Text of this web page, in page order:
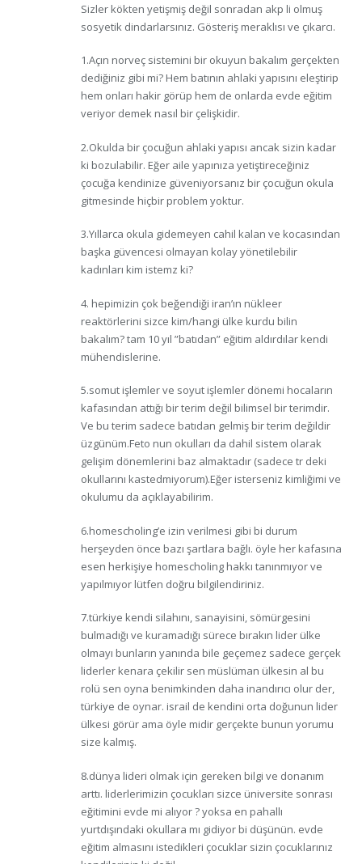
Sizler kökten yetişmiş değil sonradan akp li olmuş
sosyetik dindarlarsınız. Gösteriş meraklısı ve çıkarcı.
1.Açın norveç sistemini bir okuyun bakalım gerçekten
dediğiniz gibi mi? Hem batının ahlaki yapısını eleştirip
hem onları hakir görüp hem de onlarda evde eğitim
veriyor demek nasıl bir çelişkidir.
2.Okulda bir çocuğun ahlaki yapısı ancak sizin kadar
ki bozulabilir. Eğer aile yapınıza yetiştireceğiniz
çocuğa kendinize güveniyorsanız bir çocuğun okula
gitmesinde hiçbir problem yoktur.
3.Yıllarca okula gidemeyen cahil kalan ve kocasından
başka güvencesi olmayan kolay yönetilebilir
kadınları kim istemz ki?
4. hepimizin çok beğendiği iran’ın nükleer
reaktörlerini sizce kim/hangi ülke kurdu bilin
bakalım? tam 10 yıl ”batıdan” eğitim aldırdılar kendi
mühendislerine.
5.somut işlemler ve soyut işlemler dönemi hocaların
kafasından attığı bir terim değil bilimsel bir terimdir.
Ve bu terim sadece batıdan gelmiş bir terim değildir
üzgünüm.Feto nun okulları da dahil sistem olarak
gelişim dönemlerini baz almaktadır (sadece tr deki
okullarını kastedmiyorum).Eğer isterseniz kimliğimi ve
okulumu da açıklayabilirim.
6.homescholing’e izin verilmesi gibi bi durum
herşeyden önce bazı şartlara bağlı. öyle her kafasına
esen herkişiye homescholing hakkı tanınmıyor ve
yapılmıyor lütfen doğru bilgilendiriniz.
7.türkiye kendi silahını, sanayisini, sömürgesini
bulmadığı ve kuramadığı sürece bırakın lider ülke
olmayı bunların yanında bile geçemez sadece gerçek
liderler kenara çekilir sen müslüman ülkesin al bu
rolü sen oyna benimkinden daha inandırıcı olur der,
türkiye de oynar. israil de kendini orta doğunun lider
ülkesi görür ama öyle midir gerçekte bunun yorumu
size kalmış.
8.dünya lideri olmak için gereken bilgi ve donanım
arttı. liderlerimizin çocukları sizce üniversite sonrası
eğitimini evde mi alıyor ? yoksa en pahallı
yurtdışındaki okullara mı gidiyor bi düşünün. evde
eğitim almasını istedikleri çocuklar sizin çocuklarınız